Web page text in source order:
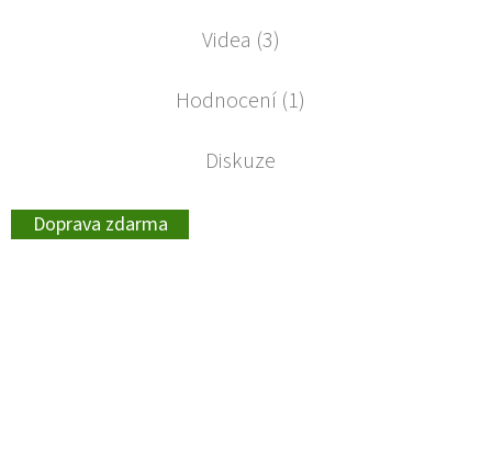
Videa (3)
Hodnocení (1)
Diskuze
Doprava zdarma